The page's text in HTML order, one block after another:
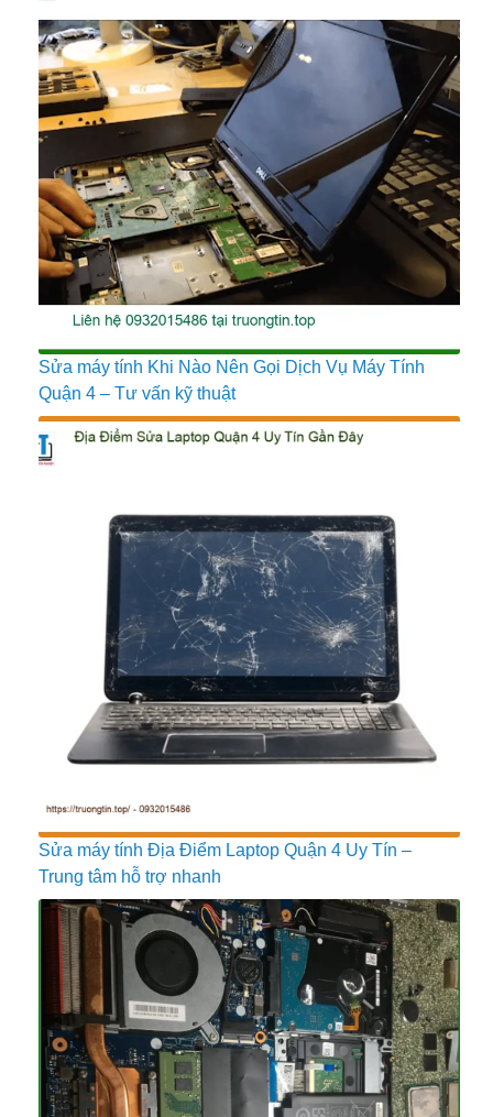
Sửa máy tính Khi Nào Nên Gọi Dịch Vụ Máy Tính
Quận 4 – Tư vấn kỹ thuật
Sửa máy tính Địa Điểm Laptop Quận 4 Uy Tín –
Trung tâm hỗ trợ nhanh